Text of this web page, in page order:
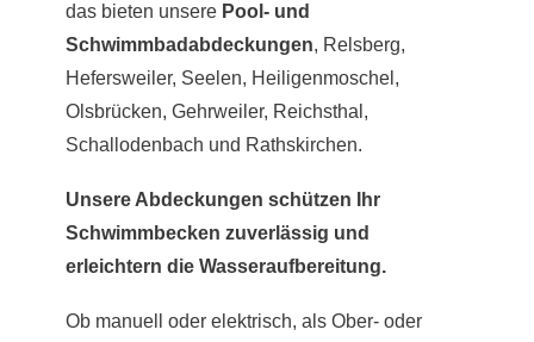
das bieten unsere Pool- und
Schwimmbadabdeckungen, Relsberg,
Hefersweiler, Seelen, Heiligenmoschel,
Olsbrücken, Gehrweiler, Reichsthal,
Schallodenbach und Rathskirchen.
Unsere Abdeckungen schützen Ihr
Schwimmbecken zuverlässig und
erleichtern die Wasseraufbereitung.
Ob manuell oder elektrisch, als Ober- oder